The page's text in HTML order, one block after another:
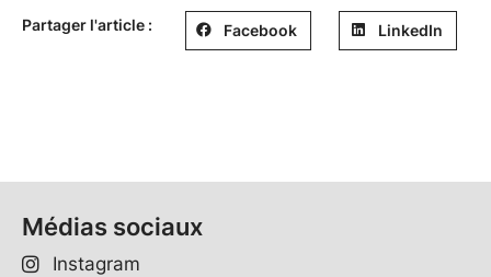
Partager l'article : Facebook LinkedIn
Médias sociaux
Instagram